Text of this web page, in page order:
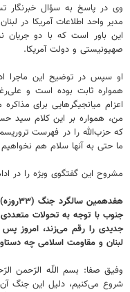
وی در پاسخ به سؤال خبرنگار
مدیر واحد اطلاعات آمریکا در
این باور است که با دو
صهیونیستی و دولت آمریکا.
او سپس در توضیح این ماجرا
همواره ثابت بوده است و
اعزام میانجیگرهایی برای
من، همواره بر این کلام سید
که حزب‌الله را در فهرست
ما حتی به آنها سلام هم
مشروح این گفتگوی ویژه را در
جنوب با توجه به تحولات
لبنان و مقاومت اسلامی چه
شروع می‌کنیم، دلیل این جنگ